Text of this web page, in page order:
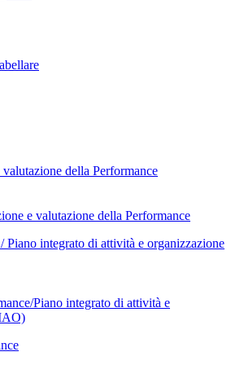
della Performance
e valutazione della Performance
Piano integrato di attività e organizzazione
Piano integrato di attività e